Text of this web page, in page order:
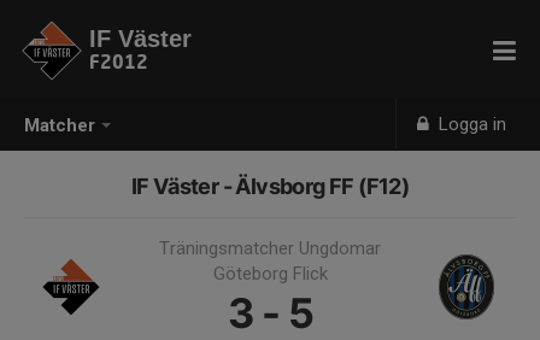
Matcher Logga in
IF Väster
F2012
IF Väster - Älvsborg FF (F12)
Träningsmatcher Ungdomar
Göteborg Flick
3 - 5